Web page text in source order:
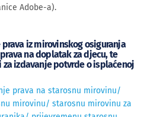
Adobe-a).
iz mirovinskog osiguranja
na doplatak za djecu, te
izdavanje potvrde o isplaćenoj
prava na starosnu mirovinu/
mirovinu/ starosnu mirovinu za